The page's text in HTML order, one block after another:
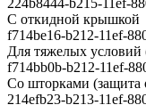
С откидной крышкой
f714be16-b212-11ef-
Для тяжелых условий
f714bb0b-b212-11ef-
Со шторками (защита
214efb23-b213-11ef-